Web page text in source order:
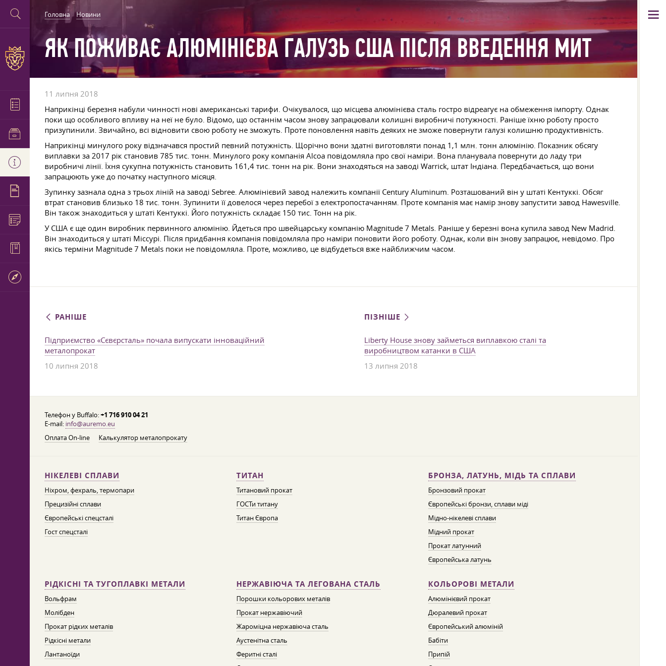
Головна Новини
ЯК ПОЖИВАЄ АЛЮМІНІЄВА ГАЛУЗЬ США ПІСЛЯ ВВЕДЕННЯ МИТ
11 липня 2018
Наприкінці березня набули чинності нові американські тарифи. Очікувалося, що місцева алюмінієва сталь гостро відреагує на обмеження імпорту. Однак
поки що особливого впливу на неї не було. Відомо, що останнім часом знову запрацювали колишні виробничі потужності. Раніше їхню роботу просто
призупинили. Звичайно, всі відновити свою роботу не зможуть. Проте поновлення навіть деяких не зможе повернути галузі колишню продуктивність.
Наприкінці минулого року відзначався простий певний потужність. Щорічно вони здатні виготовляти понад 1,1 млн. тонн алюмінію. Показник обсягу
виплавки за 2017 рік становив 785 тис. тонн. Минулого року компанія Alcoa повідомляла про свої наміри. Вона планувала повернути до ладу три
виробничі лінії. Їхня сукупна потужність становить 161,4 тис. тонн на рік. Вони знаходяться на заводі Warrick, штат Індіана. Передбачається, що вони
запрацюють уже до початку наступного місяця.
Зупинку зазнала одна з трьох ліній на заводі Sebree. Алюмінієвий завод належить компанії Century Aluminum. Розташований він у штаті Кентуккі. Обсяг
втрат становив близько 18 тис. тонн. Зупинити її довелося через перебої з електропостачанням. Проте компанія має намір знову запустити завод Hawesville.
Він також знаходиться у штаті Кентуккі. Його потужність складає 150 тис. Тонн на рік.
У США є ще один виробник первинного алюмінію. Йдеться про швейцарську компанію Magnitude 7 Metals. Раніше у березні вона купила завод New Madrid.
Він знаходиться у штаті Міссурі. Після придбання компанія повідомляла про наміри поновити його роботу. Однак, коли він знову запрацює, невідомо. Про
якісь терміни Magnitude 7 Metals поки не повідомляла. Проте, можливо, це відбудеться вже найближчим часом.
РАНІШЕ
Підприємство «Сєвєрсталь» почала випускати інноваційний
металопрокат
10 липня 2018
ПІЗНІШЕ
Liberty House знову займеться виплавкою сталі та
виробництвом катанки в США
13 липня 2018
Телефон у Buffalo:+1 716 910 04 21
E-mail: info@auremo.eu
Оплата On-line
Калькулятор металопрокату
НІКЕЛЕВІ СПЛАВИ
Ніхром, фехраль, термопари
Прецизійні сплави
Європейські спецсталі
Гост спецсталі
ТИТАН
Титановий прокат
ГОСТи титану
Титан Європа
БРОНЗА, ЛАТУНЬ, МІДЬ ТА СПЛАВИ
Бронзовий прокат
Європейські бронзи, сплави міді
Мідно-нікелеві сплави
Мідний прокат
Прокат латунний
Європейська латунь
РІДКІСНІ ТА ТУГОПЛАВКІ МЕТАЛИ
Вольфрам
Молібден
Прокат рідких металів
Рідкісні метали
Лантаноїди
НЕРЖАВІЮЧА ТА ЛЕГОВАНА СТАЛЬ
Порошки кольорових металів
Прокат нержавіючий
Жароміцна нержавіюча сталь
Аустенітна сталь
Феритні сталі
КОЛЬОРОВІ МЕТАЛИ
Алюмінієвий прокат
Дюралевий прокат
Європейський алюміній
Бабіти
Припій